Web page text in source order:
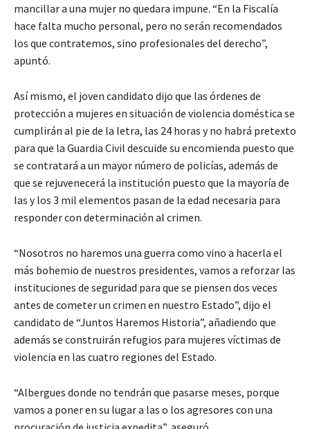
mancillar a una mujer no quedara impune. “En la Fiscalía
hace falta mucho personal, pero no serán recomendados
los que contratemos, sino profesionales del derecho”,
apuntó.
Así mismo, el joven candidato dijo que las órdenes de
protección a mujeres en situación de violencia doméstica se
cumplirán al pie de la letra, las 24 horas y no habrá pretexto
para que la Guardia Civil descuide su encomienda puesto que
se contratará a un mayor número de policías, además de
que se rejuvenecerá la institución puesto que la mayoría de
las y los 3 mil elementos pasan de la edad necesaria para
responder con determinación al crimen.
“Nosotros no haremos una guerra como vino a hacerla el
más bohemio de nuestros presidentes, vamos a reforzar las
instituciones de seguridad para que se piensen dos veces
antes de cometer un crimen en nuestro Estado”, dijo el
candidato de “Juntos Haremos Historia”, añadiendo que
además se construirán refugios para mujeres víctimas de
violencia en las cuatro regiones del Estado.
“Albergues donde no tendrán que pasarse meses, porque
vamos a poner en su lugar a las o los agresores con una